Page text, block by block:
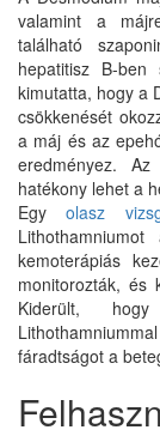
valamint a
található
hepatitisz B-ben
kimutatta, hogy a
csökkenését
a máj és az
eredményez.
hatékony lehet a
Egyolasz
kemoterápiás
monitorozták, és
Kiderült,
fáradtságot a